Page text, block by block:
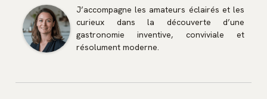
J’accompagne les amateurs éclairés et les
curieux dans la découverte d’une
gastronomie inventive, conviviale et
résolument moderne.